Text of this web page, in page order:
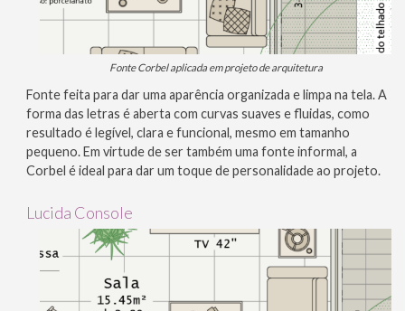
Fonte Corbel aplicada em projeto de arquitetura
Fonte feita para dar uma aparência organizada e limpa na tela. A
forma das letras é aberta com curvas suaves e fluidas, como
resultado é legível, clara e funcional, mesmo em tamanho
pequeno. Em virtude de ser também uma fonte informal, a
Corbel é ideal para dar um toque de personalidade ao projeto.
Lucida Console